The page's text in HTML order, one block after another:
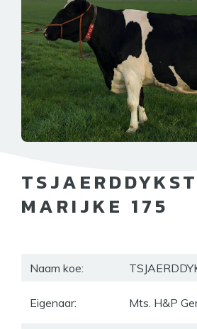
MARIJKE 175
Naam koe:
Eigenaar: Mts. H&P